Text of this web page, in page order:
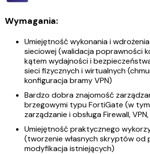
Wymagania:
Umiejętność wykonania i
sieciowej (walidacja poprawności
kątem wydajności i
sieci fizycznych i wirtualnych
konfiguracja bramy VPN)
Bardzo dobra znajomość
brzegowymi typu FortiGate (w
zarządzanie i obsługa Firewall, VPN,
Umiejętność praktycznego
(tworzenie własnych skryptów od
modyfikacja istniejących)